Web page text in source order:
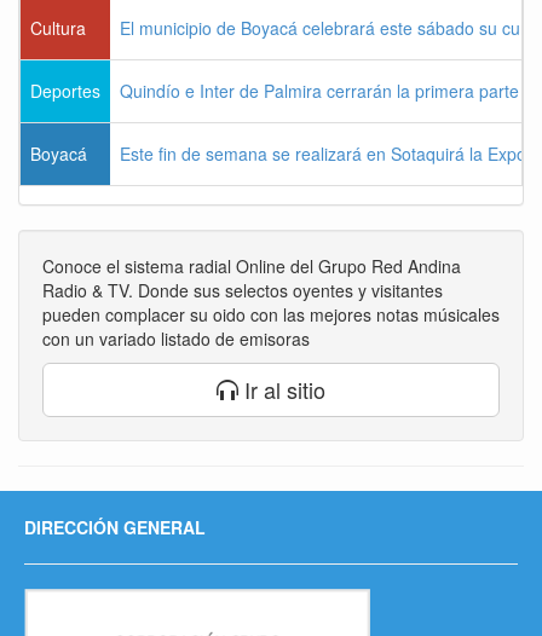
Cultura El municipio de Boyacá celebrará este sábado su
Deportes Quindío e Inter de Palmira cerrarán la primera parte
Boyacá Este fin de semana se realizará en Sotaquirá la
Conoce el sistema radial Online del Grupo Red Andina
Radio & TV. Donde sus selectos oyentes y visitantes
pueden complacer su oido con las mejores notas músicales
con un variado listado de emisoras
Ir al sitio
DIRECCIÓN GENERAL